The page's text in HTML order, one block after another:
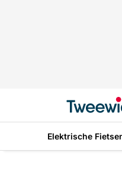
Elektrische